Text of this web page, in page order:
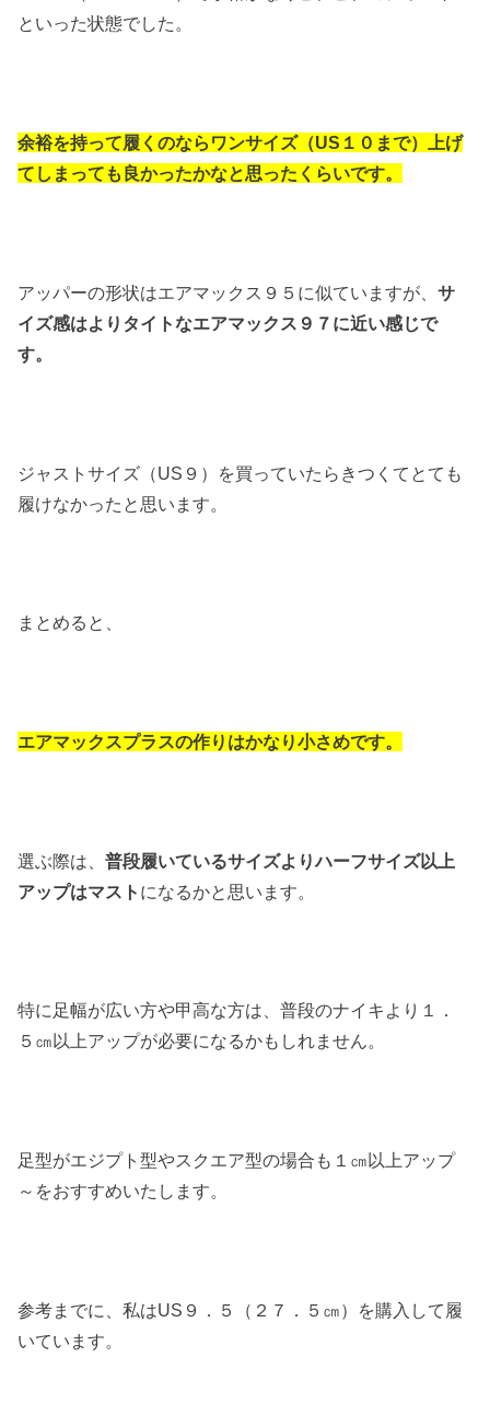
といった状態でした。
余裕を持って履くのならワンサイズ（US１０まで）上げ
てしまっても良かったかなと思ったくらいです。
アッパーの形状はエアマックス９５に似ていますが、サ
イズ感はよりタイトなエアマックス９７に近い感じで
す。
ジャストサイズ（US９）を買っていたらきつくてとても
履けなかったと思います。
まとめると、
エアマックスプラスの作りはかなり小さめです。
選ぶ際は、普段履いているサイズよりハーフサイズ以上
アップはマスト になるかと思います。
特に足幅が広い方や甲高な方は、普段のナイキより１．
５㎝以上アップが必要になるかもしれません。
足型がエジプト型やスクエア型の場合も１㎝以上アップ
～をおすすめいたします。
参考までに、私はUS９．５（２７．５㎝）を購入して履
いています。